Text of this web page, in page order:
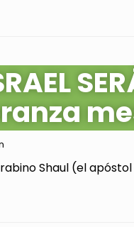
rabino Shaul (el